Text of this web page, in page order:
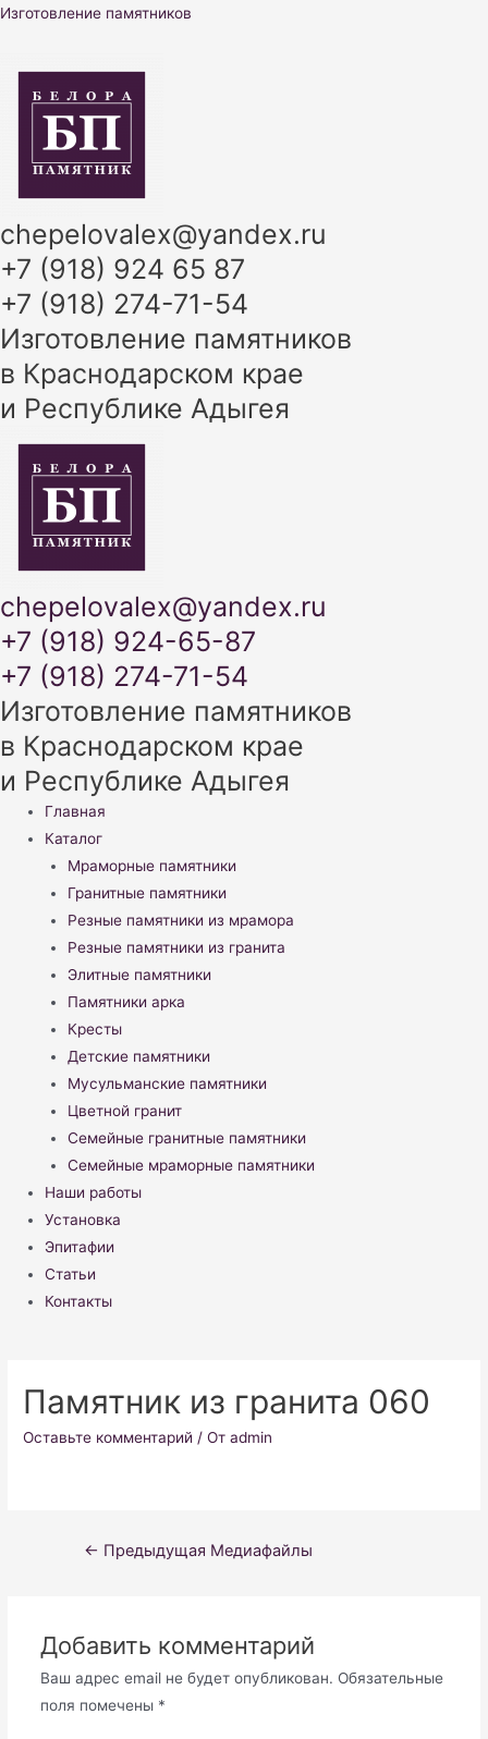
Перейти
Изготовление памятников
chepelovalex@yandex.ru
+7 (918) 924 65 87
+7 (918) 274-71-54
Изготовление памятников
в Краснодарском крае
и Республике Адыгея
chepelovalex@yandex.ru
+7 (918) 924-65-87
+7 (918) 274-71-54
Изготовление памятников
в Краснодарском крае
и Республике Адыгея
Меню
Главная
Каталог
Мраморные памятники
Гранитные памятники
Резные памятники из мрамора
Резные памятники из гранита
Элитные памятники
Памятники арка
Кресты
Детские памятники
Мусульманские памятники
Цветной гранит
Семейные гранитные памятники
Семейные мраморные памятники
Наши работы
Установка
Эпитафии
Статьи
Контакты
Памятник из гранита 060
Оставьте комментарий / От admin
Навигация
← Предыдущая Медиафайлы
Добавить комментарий
Ваш адрес email не будет опубликован. Обязательные
поля помечены *